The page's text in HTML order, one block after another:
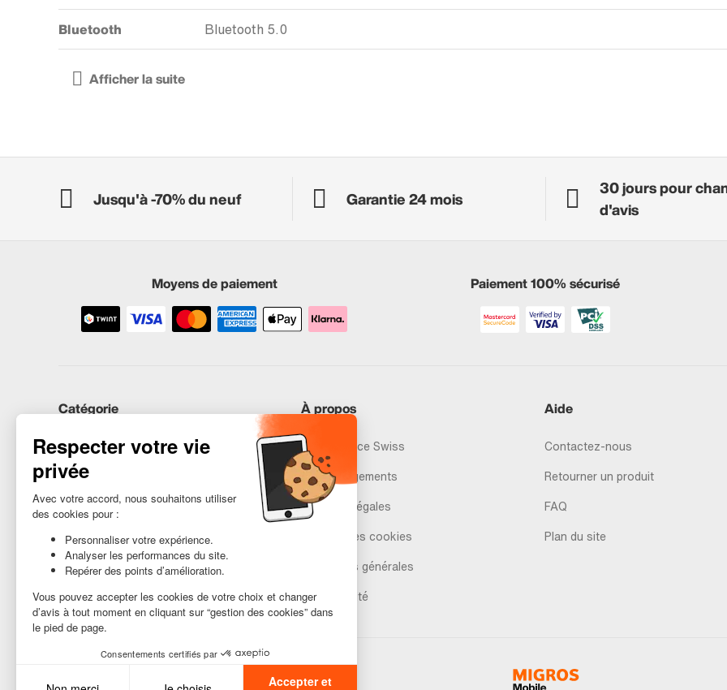
Bluetooth Bluetooth 5.0
Jusqu'à -70% du neuf Garantie 24 mois
30 jours pour
d'avis
Moyens de paiement Paiement 100% sécurisé
Catégorie
iPhones
Samsung
Huawei
Besoin d’aide ?
À propos
Recommerce Swiss
Nos engagements
Mentions légales
Gestion des cookies
Conditions générales
Accessibilité
Aide
Contactez-nous
Retourner un produit
FAQ
Plan du site